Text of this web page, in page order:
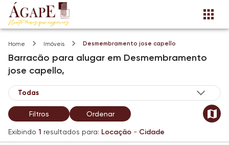
Home Imóveis Desmembramento jose capello
Barracão para alugar em Desmembramento
jose capello,
Filtros Ordenar
Exibindo 1 resultados para: Locação - Cidade